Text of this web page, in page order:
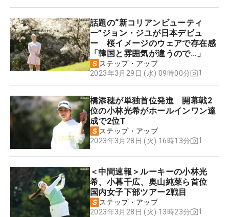
話題の“新コリアンビューティ
ー”ジョン・ジユが日本デビュ
ー 桜イメージのウェアで存在感
「韓国と雰囲気が違うので…」
ステップ・アップ
2023年3月29日 (水) 09時00分
1
橋添穂が単独首位発進 開幕戦2
位の小林光希がホールインワン達
成で2位T
ステップ・アップ
2023年3月28日 (火) 16時13分
1
＜中間速報＞ルーキーの小林光
希、小暮千広、奥山純菜ら首位
国内女子下部ツアー2戦目
ステップ・アップ
2023年3月28日 (火) 13時23分
1